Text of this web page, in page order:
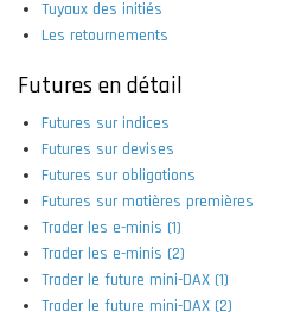
Tuyaux des initiés
Les retournements
Futures en détail
Futures sur indices
Futures sur devises
Futures sur obligations
Futures sur matières premières
Trader les e-minis (1)
Trader les e-minis (2)
Trader le future mini-DAX (1)
Trader le future mini-DAX (2)